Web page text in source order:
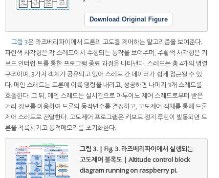
Download Original Figure
그림 3은 라즈베리파이에서 드론의 고도를 제어하는 알고리즘을 보여준다.
파란색 사각형은 각 스레드에서 수행되는 동작을 보여주며, 주황색 사각형은 키
보드 인터럽 트를 통한 프로그램 종료 과정을 나타낸다. 스레드는 총 4개의 병렬
구조이며, 3가지 객체가 공유되고 있어 스레드 간 데이터가 쉽게 접근될 수 있
다. 메인 스레드는 드론에 이륙 명령을 내리고, 성공하면 나머지 3개 스레드를
호출한다. 그 뒤, 메인 스레드는 실시간으로 아두이노 제어 스레드로부터 받은
거리 정보를 이용하여 드론의 동작변수를 결정하고, 고도제어 객체를 통해 드론
제어 스레드로 전달한다. 고도제어 프로그램은 키보드 정지 루틴이 발동되면 드
론을 착륙시키고 동적메모리를 초기화한다.
그림 3. | Fig. 3. 라즈베리파이에서 실행되는
고도제어 블록도 | Altitude control block
diagram running on raspberry pi.